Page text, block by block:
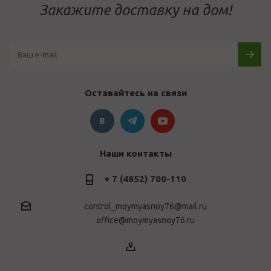
Закажите доставку на дом!
Оставайтесь на связи
Наши контакты
+ 7 (4852) 700-110
control_moymyasnoy76@mail.ru
office@moymyasnoy76.ru